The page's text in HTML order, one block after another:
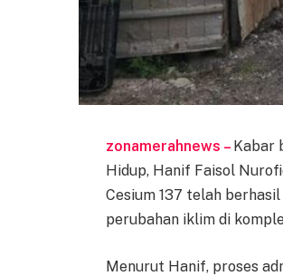
zonamerahnews – Kabar
Hidup, Hanif Faisol
Cesium 137 telah
perubahan iklim di
Menurut Hanif, proses